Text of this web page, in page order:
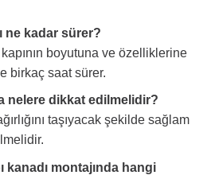
ne kadar sürer?
kapının boyutuna ve özelliklerine
birkaç saat sürer.
nelere dikkat edilmelidir?
taşıyacak şekilde sağlam
kanadı montajında hangi